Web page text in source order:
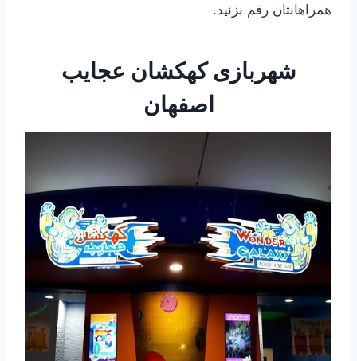
همراهانتان رقم بزنید.
شهربازی کهکشان عجایب
اصفهان